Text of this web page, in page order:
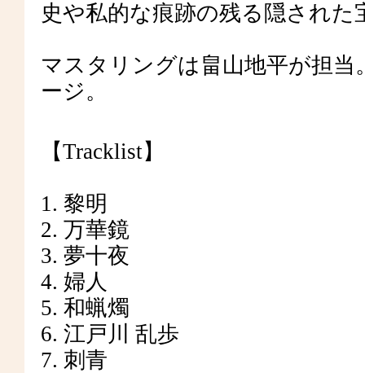
史や私的な痕跡の残る隠され
マスタリングは畠山地平が担
ージ。
【Tracklist】
1. 黎明
2. 万華鏡
3. 夢十夜
4. 婦人
5. 和蝋燭
6. 江戸川 乱歩
7. 刺青